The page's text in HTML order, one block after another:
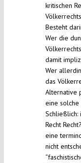
kritischen
Besteht
Wer die
damit
Wer
das
Alternative
eine solche
Schließlich:
Recht
eine
nicht